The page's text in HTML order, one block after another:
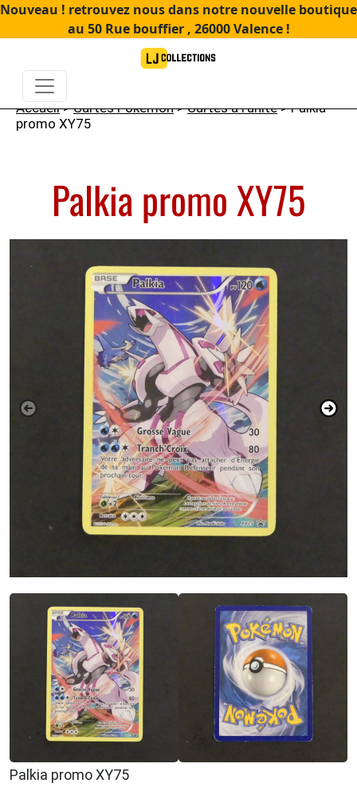
Nouveau ! retrouvez nous dans notre nouvelle boutique
au 50 Rue bouffier , 26000 Valence !
Accueil>Cartes Pokémon>Cartes à l'unité> Palkia
promo XY75
Palkia promo XY75
Palkia promo XY75